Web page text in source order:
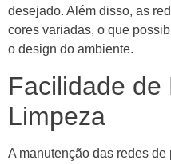
desejado. Além disso, as
cores variadas, o que
o design do ambiente.
Facilidade de
Limpeza
A manutenção das redes